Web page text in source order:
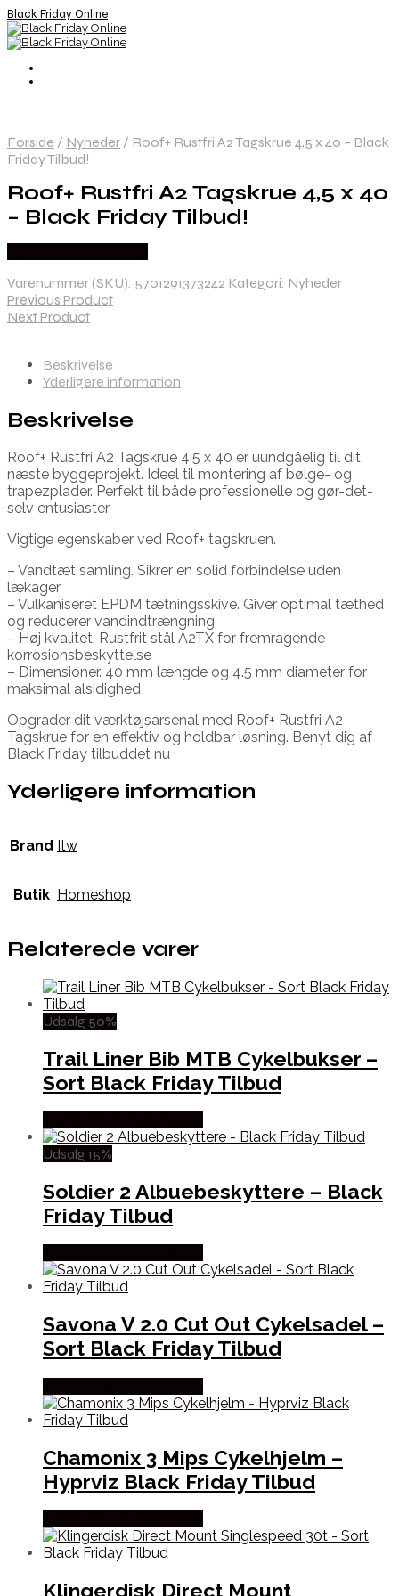
Black Friday Online
Forside / Nyheder / Roof+ Rustfri A2 Tagskrue 4,5 x 40 – Black
Friday Tilbud!
Roof+ Rustfri A2 Tagskrue 4,5 x 40
– Black Friday Tilbud!
Varenummer (SKU): 5701291373242 Kategori: Nyheder
Previous Product
Next Product
Beskrivelse
Yderligere information
Beskrivelse
Roof+ Rustfri A2 Tagskrue 4.5 x 40 er uundgåelig til dit
næste byggeprojekt. Ideel til montering af bølge- og
trapezplader. Perfekt til både professionelle og gør-det-
selv entusiaster
Vigtige egenskaber ved Roof+ tagskruen.
– Vandtæt samling. Sikrer en solid forbindelse uden
lækager
– Vulkaniseret EPDM tætningsskive. Giver optimal tæthed
og reducerer vandindtrængning
– Høj kvalitet. Rustfrit stål A2TX for fremragende
korrosionsbeskyttelse
– Dimensioner. 40 mm længde og 4.5 mm diameter for
maksimal alsidighed
Opgrader dit værktøjsarsenal med Roof+ Rustfri A2
Tagskrue for en effektiv og holdbar løsning. Benyt dig af
Black Friday tilbuddet nu
Yderligere information
Brand Itw
Butik Homeshop
Relaterede varer
Udsalg 50%
Trail Liner Bib MTB Cykelbukser –
Sort Black Friday Tilbud
Udsalg 15%
Soldier 2 Albuebeskyttere – Black
Friday Tilbud
Savona V 2.0 Cut Out Cykelsadel –
Sort Black Friday Tilbud
Chamonix 3 Mips Cykelhjelm –
Hyprviz Black Friday Tilbud
Klingerdisk Direct Mount